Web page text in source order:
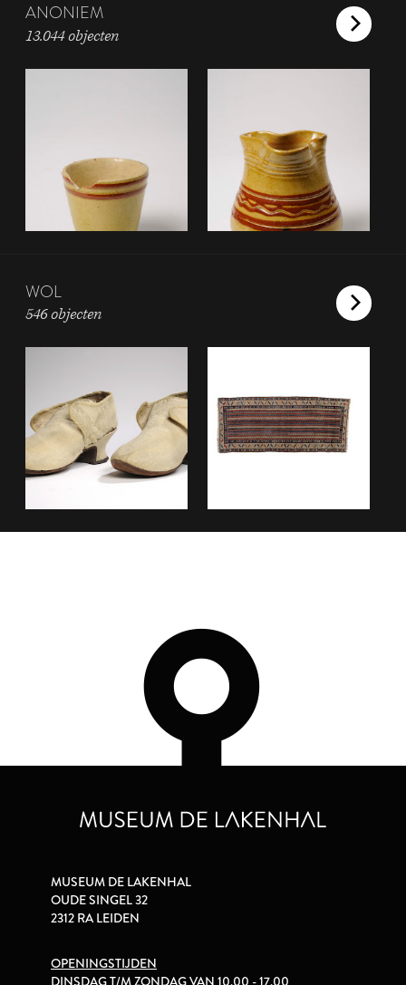
ANONIEM
13.044 objecten
WOL
546 objecten
MUSEUM DE LAKENHAL
OUDE SINGEL 32
2312 RA LEIDEN
OPENINGSTIJDEN